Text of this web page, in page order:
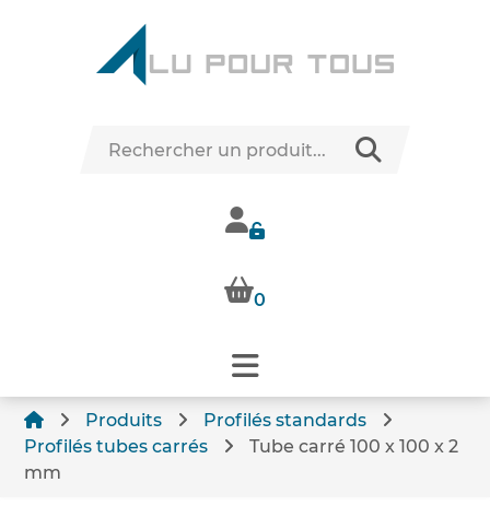
0
Produits
Profilés standards
Profilés tubes carrés
Tube carré 100 x 100 x 2
mm